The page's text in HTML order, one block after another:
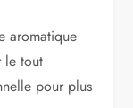
aromatique
le tout
pour plus